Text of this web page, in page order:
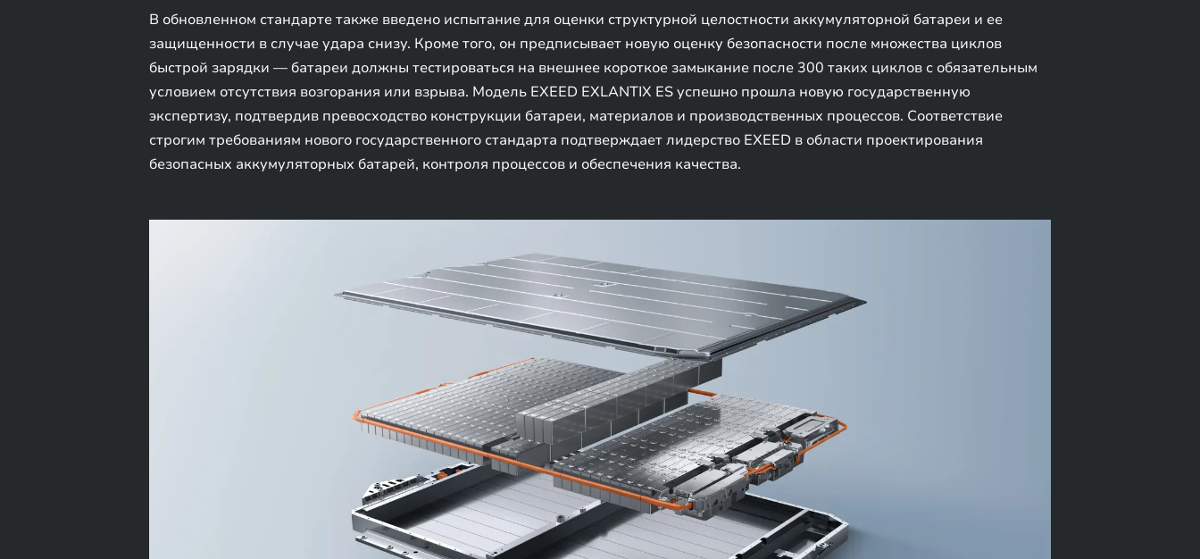
В обновленном стандарте также введено испытание для оценки структурной целостности аккумуляторной батареи и ее
защищенности в случае удара снизу. Кроме того, он предписывает новую оценку безопасности после множества циклов
быстрой зарядки — батареи должны тестироваться на внешнее короткое замыкание после 300 таких циклов с обязательным
условием отсутствия возгорания или взрыва. Модель EXEED EXLANTIX ES успешно прошла новую государственную
экспертизу, подтвердив превосходство конструкции батареи, материалов и производственных процессов. Соответствие
строгим требованиям нового государственного стандарта подтверждает лидерство EXEED в области проектирования
безопасных аккумуляторных батарей, контроля процессов и обеспечения качества.